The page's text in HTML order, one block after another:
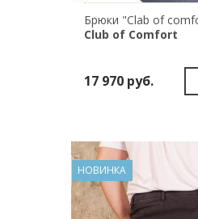
Club of Comfort
17 970 руб.
НОВИНКА